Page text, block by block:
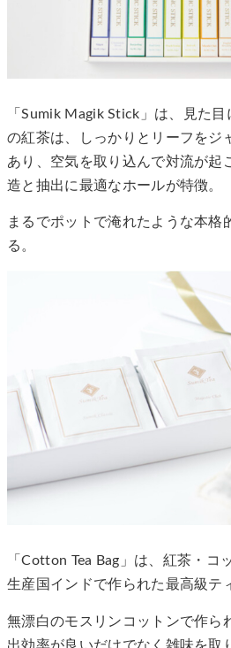
「Sumik Magik Stick」は、見た
の紅茶は、しっかりとリーフをジ
あり、空気を取り込んで対流が起
造と抽出に最適なホールが特徴。
まるでポットで淹れたような本格
る。
「Cotton Tea Bag」は、紅茶・コ
生産国インドで作られた最高級テ
無漂白のモスリンコットンで作ら
出効率が良いだけでなく雑味を取